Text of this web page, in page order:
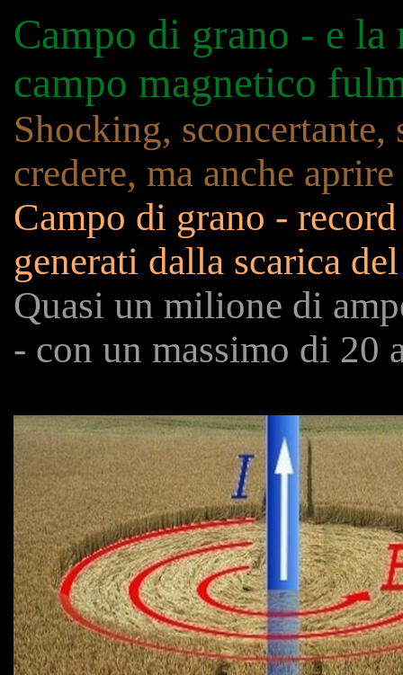
Campo di grano - e
campo magnetico
Shocking,
credere, ma anche
Campo di grano -
generati dalla scarica
Quasi un milione di
- con un massimo di 20